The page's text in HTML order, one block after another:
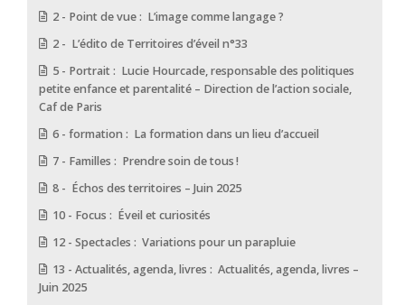
2 - Point de vue : L’image comme langage ?
2 - L’édito de Territoires d’éveil n°33
5 - Portrait : Lucie Hourcade, responsable des politiques
petite enfance et parentalité – Direction de l’action sociale,
Caf de Paris
6 - formation : La formation dans un lieu d’accueil
7 - Familles : Prendre soin de tous !
8 - Échos des territoires – Juin 2025
10 - Focus : Éveil et curiosités
12 - Spectacles : Variations pour un parapluie
13 - Actualités, agenda, livres : Actualités, agenda, livres –
Juin 2025